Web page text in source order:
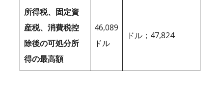
所得税、固定資
産税、消費税控
除後の可処分所
得の最高額
46,089
ドル
ドル；47,824